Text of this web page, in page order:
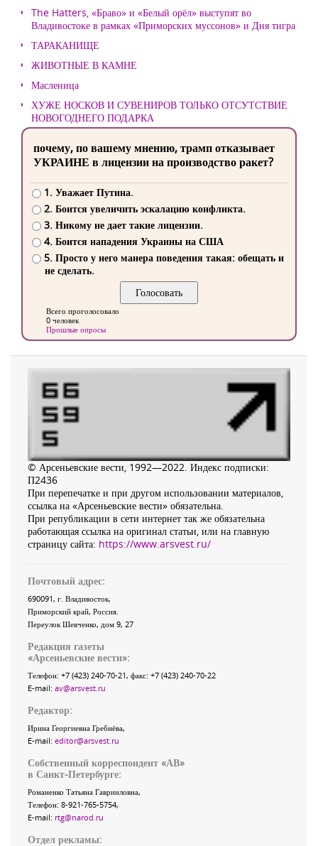
The Hatters, «Браво» и «Белый орёл» выступят во
Владивостоке в рамках «Приморских муссонов» и Дня тигра
ТАРАКАНИЩЕ
ЖИВОТНЫЕ В КАМНЕ
Масленица
ХУЖЕ НОСКОВ И СУВЕНИРОВ ТОЛЬКО ОТСУТСТВИЕ
НОВОГОДНЕГО ПОДАРКА
почему, по вашему мнению, трамп отказывает
УКРАИНЕ в лицензии на производство ракет?
1. Уважает Путина.
2. Боится увеличить эскалацию конфликта.
3. Никому не дает такие лицензии.
4. Боится нападения Украины на США
5. Просто у него манера поведения такая: обещать и
не сделать.
Всего проголосовало
0 человек
Прошлые опросы
© Арсеньевские вести, 1992—2022. Индекс подписки:
П2436
При перепечатке и при другом использовании материалов,
ссылка на «Арсеньевские вести» обязательна.
При републикации в сети интернет так же обязательна
работающая ссылка на оригинал статьи, или на главную
страницу сайта: https://www.arsvest.ru/
Почтовый адрес:
690091, г. Владивосток,
Приморский край, Россия
Переулок Шевченко, дом 9, 27
Редакция газеты
«Арсеньевские вести»:
Телефон: +7 (423) 240-70-21, факс: +7 (423) 240-70-22
E-mail: av@arsvest.ru
Редактор:
Ирина Георгиевна Гребнёва,
E-mail: editor@arsvest.ru
Собственный корреспондент «АВ»
в Санкт-Петербурге:
Романенко Татьяна Гаврииловна,
Телефон: 8-921-765-5754,
E-mail: rtg@narod.ru
Отдел рекламы: